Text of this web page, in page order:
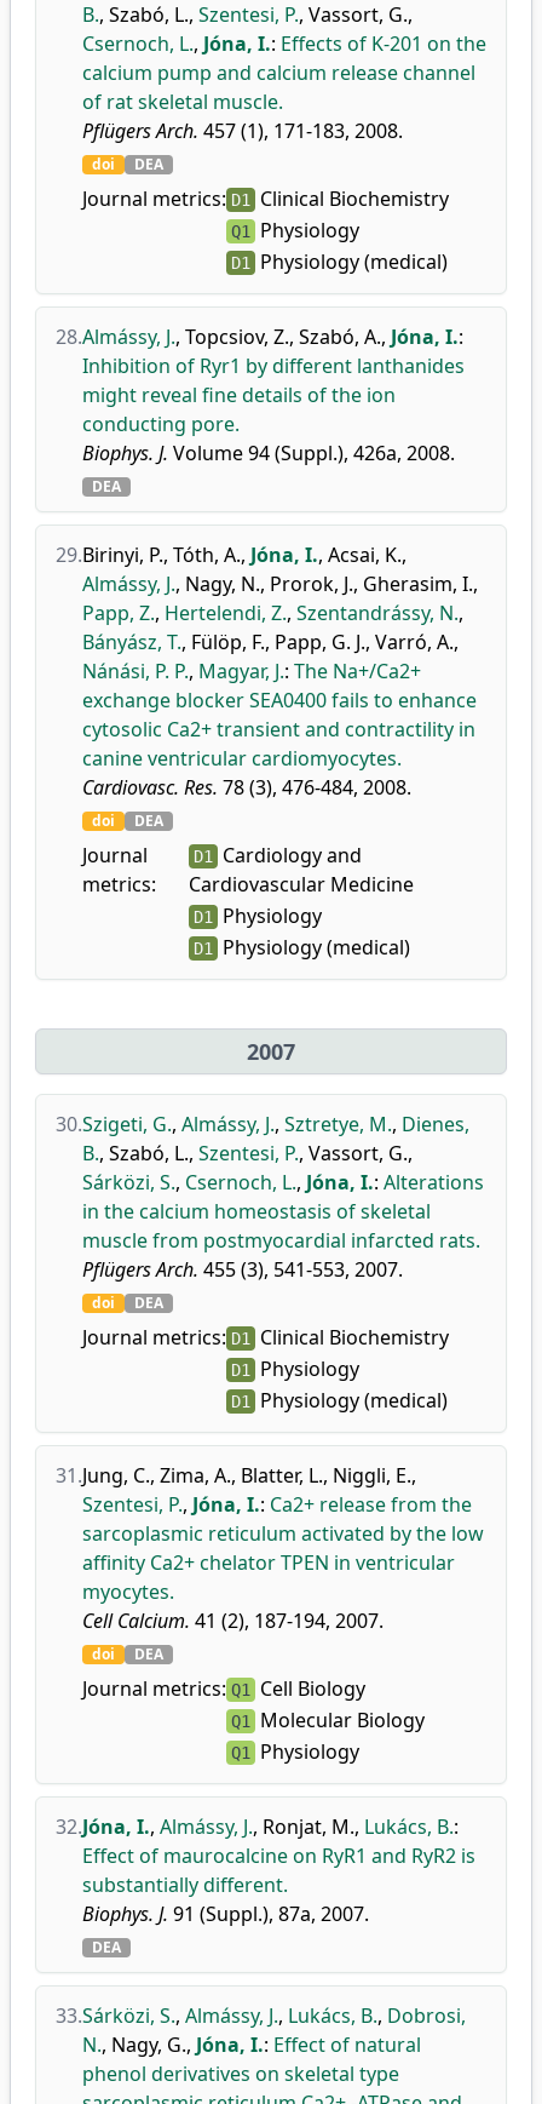
B., Szabó, L., Szentesi, P., Vassort, G.,
Csernoch, L., Jóna, I.: Effects of K-201 on the
calcium pump and calcium release channel
of rat skeletal muscle.
Pflügers Arch. 457 (1), 171-183, 2008.
doi DEA
Journal metrics: D1 Clinical Biochemistry
Q1 Physiology
D1 Physiology (medical)
28.Almássy, J., Topcsiov, Z., Szabó, A., Jóna, I.:
Inhibition of Ryr1 by different lanthanides
might reveal fine details of the ion
conducting pore.
Biophys. J. Volume 94 (Suppl.), 426a, 2008.
DEA
29.Birinyi, P., Tóth, A., Jóna, I., Acsai, K.,
Almássy, J., Nagy, N., Prorok, J., Gherasim, I.,
Papp, Z., Hertelendi, Z., Szentandrássy, N.,
Bányász, T., Fülöp, F., Papp, G. J., Varró, A.,
Nánási, P. P., Magyar, J.: The Na+/Ca2+
exchange blocker SEA0400 fails to enhance
cytosolic Ca2+ transient and contractility in
canine ventricular cardiomyocytes.
Cardiovasc. Res. 78 (3), 476-484, 2008.
doi DEA
Journal
metrics:
D1 Cardiology and
Cardiovascular Medicine
D1 Physiology
D1 Physiology (medical)
2007
30.Szigeti, G., Almássy, J., Sztretye, M., Dienes,
B., Szabó, L., Szentesi, P., Vassort, G.,
Sárközi, S., Csernoch, L., Jóna, I.: Alterations
in the calcium homeostasis of skeletal
muscle from postmyocardial infarcted rats.
Pflügers Arch. 455 (3), 541-553, 2007.
doi DEA
Journal metrics: D1 Clinical Biochemistry
D1 Physiology
D1 Physiology (medical)
31.Jung, C., Zima, A., Blatter, L., Niggli, E.,
Szentesi, P., Jóna, I.: Ca2+ release from the
sarcoplasmic reticulum activated by the low
affinity Ca2+ chelator TPEN in ventricular
myocytes.
Cell Calcium. 41 (2), 187-194, 2007.
doi DEA
Journal metrics: Q1 Cell Biology
Q1 Molecular Biology
Q1 Physiology
32.Jóna, I., Almássy, J., Ronjat, M., Lukács, B.:
Effect of maurocalcine on RyR1 and RyR2 is
substantially different.
Biophys. J. 91 (Suppl.), 87a, 2007.
DEA
33.Sárközi, S., Almássy, J., Lukács, B., Dobrosi,
N., Nagy, G., Jóna, I.: Effect of natural
phenol derivatives on skeletal type